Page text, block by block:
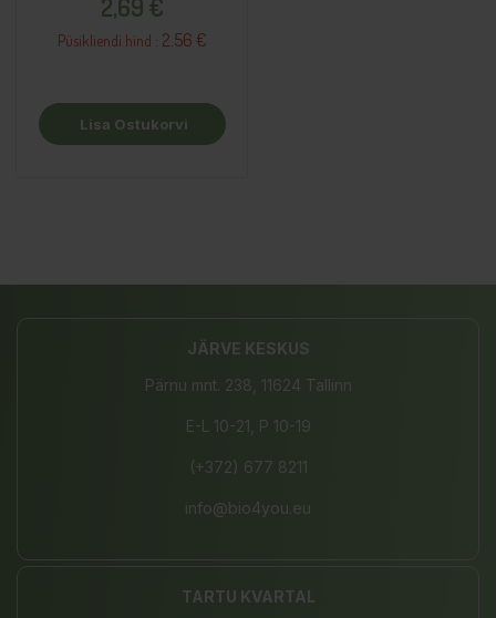
2,69 €
Püsikliendi hind : 2.56 €
Lisa Ostukorvi
JÄRVE KESKUS
Pärnu mnt. 238, 11624 Tallinn
E-L 10-21, P 10-19
(+372) 677 8211
info@bio4you.eu
TARTU KVARTAL